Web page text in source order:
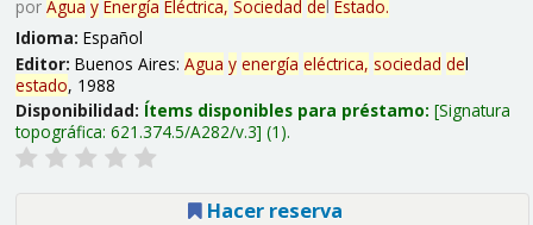
por Agua y Energía Eléctrica, Sociedad del Estado.
Idioma: Español
Editor: Buenos Aires: Agua y energía eléctrica, sociedad del
estado, 1988
Disponibilidad: Ítems disponibles para préstamo: Signatura
topográfica: 621.374.5/A282/v.3 (1).
Hacer reserva